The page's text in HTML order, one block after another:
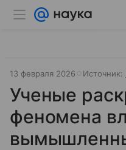
13 февраля 2026 Источник:
Ученые
феномена